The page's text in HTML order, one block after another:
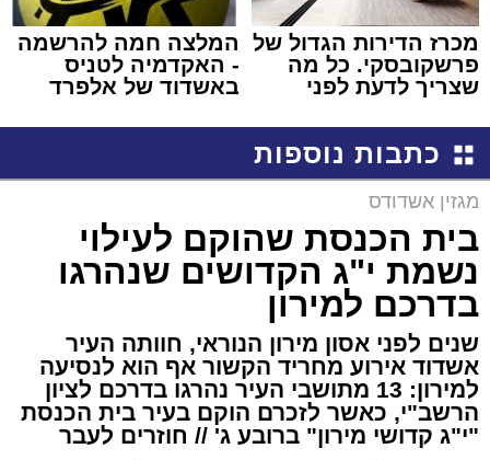
מכרז הדירות הגדול של
פרשקובסקי. כל מה
שצריך לדעת לפני
באשדוד
המלצה חמה להרשמה
- האקדמיה לטניס
באשדוד של אלפרד
כתבות נוספות
מגזין אשדודס
בית הכנסת שהוקם לעילוי
נשמת י"ג הקדושים שנהרגו
בדרכם למירון
שנים לפני אסון מירון הנוראי, חוותה העיר
אשדוד אירוע מחריד הקשור אף הוא לנסיעה
למירון: 13 מתושבי העיר נהרגו בדרכם לציון
הרשב"י, כאשר לזכרם הוקם בעיר בית הכנסת
"י"ג קדושי מירון" ברובע ג' // חוזרים לעבר